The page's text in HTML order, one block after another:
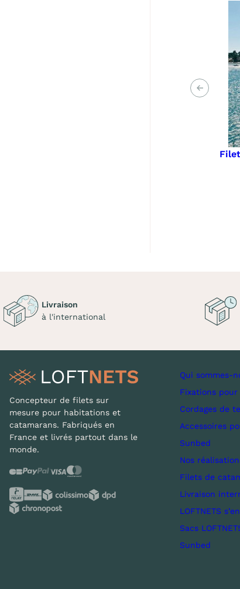
Livraison
à l'international
Concepteur de filets sur
mesure pour habitations et
catamarans. Fabriqués en
France et livrés partout dans le
monde.
Qui sommes-
Fixations
Cordages de
Accessoires
Sunbed
Nos
Filets de
Livraison
LOFTNETS
Sacs
Sunbed